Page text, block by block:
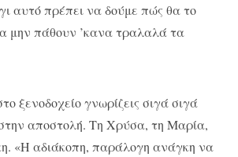
αυτό πρέπει να δούμε πώς θα το
μην πάθουν ’κανα τραλαλά τα
ξενοδοχείο γνωρίζεις σιγά σιγά
αποστολή. Τη Χρύσα, τη Μαρία,
«Η αδιάκοπη, παράλογη ανάγκη να